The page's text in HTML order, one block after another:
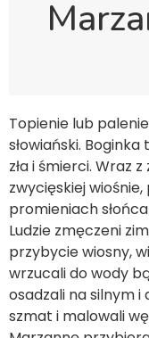
Topienie lub
słowiański.
zła i śmierci. Wraz
zwycięskiej
promieniach
Ludzie zmęczeni
przybycie wiosny,
wrzucali do wody
osadzali na silnym i
szmat i malowali